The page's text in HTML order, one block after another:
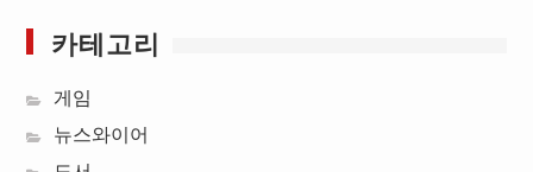
카테고리
게임
뉴스와이어